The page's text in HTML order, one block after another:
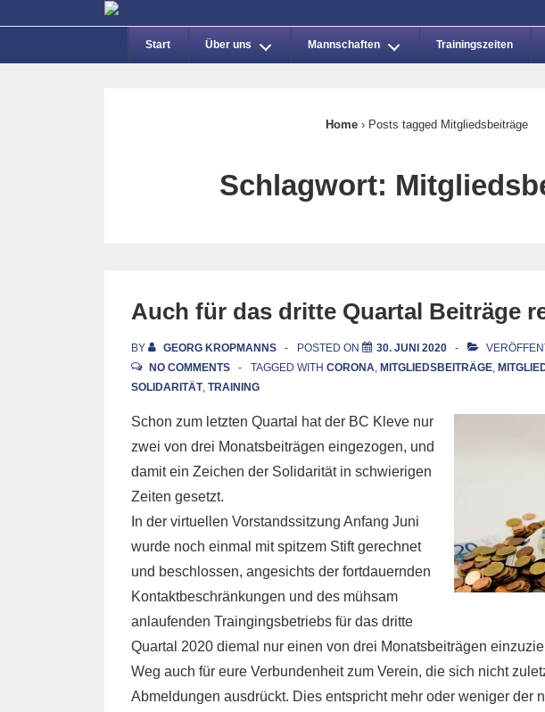
Inhalt
Navigation
Start Über uns Mannschaften Trainingszeiten
Home › Posts tagged Mitgliedsbeiträge
Schlagwort:
Auch für das dritte Quartal Beiträge
BY GEORG KROPMANNS POSTED ON 30. JUNI 2020
NO COMMENTS
TAGGED WITH CORONA MITGLIEDSBEITRÄGE
SOLIDARITÄT, TRAINING
Schon zum letzten Quartal hat der BC Kleve nur
zwei von drei Monatsbeiträgen eingezogen, und
damit ein Zeichen der Solidarität in schwierigen
Zeiten gesetzt.
In der virtuellen Vorstandssitzung Anfang Juni
wurde noch einmal mit spitzem Stift gerechnet
und beschlossen, angesichts der fortdauernden
Kontaktbeschränkungen und des mühsam
anlaufenden Traingingsbetriebs für das dritte
Quartal 2020 diemal nur einen von drei Monatsbeiträgen
Weg auch für eure Verbundenheit zum Verein, die sich nicht
Abmeldungen ausdrückt. Dies entspricht mehr oder weniger der